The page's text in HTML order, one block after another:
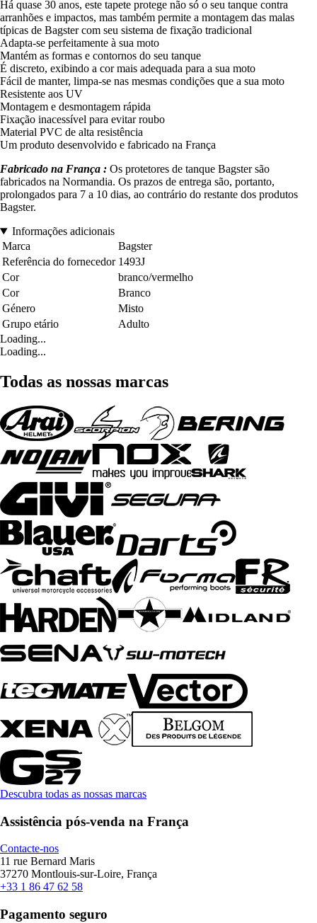
Há quase 30 anos, este tapete protege não só o seu tanque contra
arranhões e impactos, mas também permite a montagem das malas
típicas de Bagster com seu sistema de fixação tradicional
Adapta-se perfeitamente à sua moto
Mantém as formas e contornos do seu tanque
É discreto, exibindo a cor mais adequada para a sua moto
Fácil de manter, limpa-se nas mesmas condições que a sua moto
Resistente aos UV
Montagem e desmontagem rápida
Fixação inacessível para evitar roubo
Material PVC de alta resistência
Um produto desenvolvido e fabricado na França
Fabricado na França : Os protetores de tanque Bagster são
fabricados na Normandia. Os prazos de entrega são, portanto,
prolongados para 7 a 10 dias, ao contrário do restante dos produtos
Bagster.
Informações adicionais
Marca
Bagster
Referência do fornecedor 1493J
Cor
branco/vermelho
Cor
Branco
Género
Misto
Grupo etário
Adulto
Loading...
Loading...
Todas as nossas marcas
Descubra todas as nossas marcas
Assistência pós-venda na França
Contacte-nos
11 rue Bernard Maris
37270 Montlouis-sur-Loire, França
+33 1 86 47 62 58
Pagamento seguro